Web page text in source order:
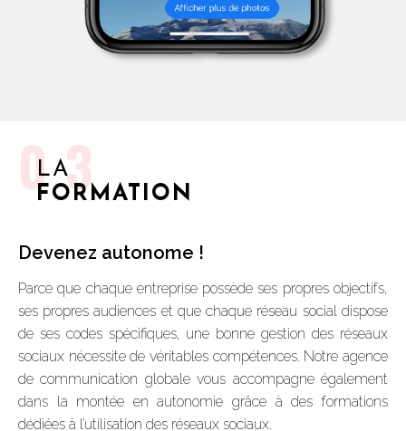
03
LA
FORMATION
Devenez autonome !
Parce que chaque entreprise possède ses propres objectifs,
ses propres audiences et que chaque réseau social dispose
de ses codes spécifiques, une bonne gestion des réseaux
sociaux nécessite de véritables compétences. Notre agence
de communication globale vous accompagne également
dans la montée en autonomie grâce à des formations
dédiées à l’utilisation des réseaux sociaux.